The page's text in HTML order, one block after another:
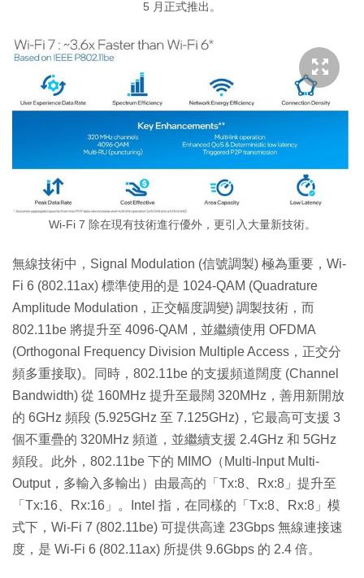
5 月正式推出。
Wi-Fi 7 除在現有技術進行優外，更引入大量新技術。
無線技術中，Signal Modulation (信號調製) 極為重要，Wi-
Fi 6 (802.11ax) 標準使用的是 1024-QAM (Quadrature
Amplitude Modulation，正交幅度調變) 調製技術，而
802.11be 將提升至 4096-QAM，並繼續使用 OFDMA
(Orthogonal Frequency Division Multiple Access，正交分
頻多重接取)。同時，802.11be 的支援頻道闊度 (Channel
Bandwidth) 從 160MHz 提升至最闊 320MHz，善用新開放
的 6GHz 頻段 (5.925GHz 至 7.125GHz)，它最高可支援 3
個不重疊的 320MHz 頻道，並繼續支援 2.4GHz 和 5GHz
頻段。此外，802.11be 下的 MIMO（Multi-Input Multi-
Output，多輸入多輸出）由最高的「Tx:8、Rx:8」提升至
「Tx:16、Rx:16」。Intel 指，在同樣的「Tx:8、Rx:8」模
式下，Wi-Fi 7 (802.11be) 可提供高達 23Gbps 無線連接速
度，是 Wi-Fi 6 (802.11ax) 所提供 9.6Gbps 的 2.4 倍。